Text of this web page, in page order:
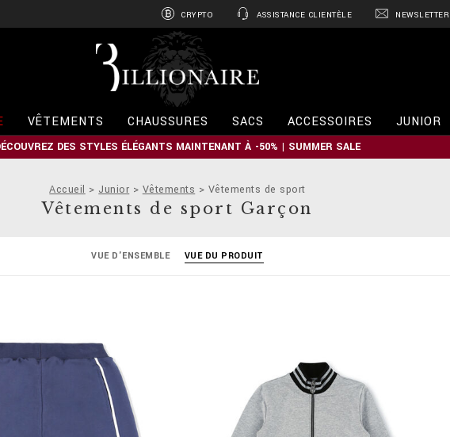
CRYPTO ASSISTANCE CLIENTÈLE NEWSLETTER
l
o
n
a
e
VÊTEMENTS CHAUSSURES SACS ACCESSOIRES JUNIOR
DES STYLES ÉLÉGANTS MAINTENANT À -50% | SUMMER SALE
Accueil Junior Vêtements Vêtements de sport
Vêtements de sport Garçon
VUE D'ENSEMBLE VUE DU PRODUIT